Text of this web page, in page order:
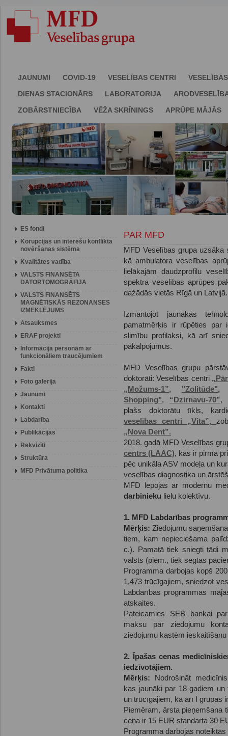
JAUNUMI COVID-19 VESELĪBAS CENTRI
DIENAS STACIONĀRS
LABORATORIJA
ZOBĀRSTNIECĪBA
VĒŽA SKRĪNINGS APRŪPE MĀJĀS
ES fondi
Korupcijas un interešu konflikta
novēršanas sistēma
Kvalitātes vadība
VALSTS FINANSĒTA
DATORTOMOGRĀFIJA
VALSTS FINANSĒTS
MAGNĒTISKĀS REZONANSES
IZMEKLĒJUMS
Atsauksmes
ERAF projekti
Informācija personām ar
funkcionāliem traucējumiem
Fakti
Foto galerija
Jaunumi
Kontakti
Labdarība
Publikācijas
Rekvizīti
Struktūra
MFD Privātuma politika
PAR MFD
MFD Veselības grupa
kā ambulatora veselības
lielākajām daudzprofilu
spektra veselības aprūpes
dažādās vietās Rīgā un Latvijā.
Izmantojot jaunākās
pamatmērķis ir rūpēties par
slimību profilaksi, kā arī
pakalpojumus.
MFD Veselības grupu
doktorāti: Veselības centri
„Možums-1”,
"Zolitūde"
Shopping",
“Dzirnavu-70”,
plašs doktorātu tīkls,
veselības centri „Vita”,
„Nova Dent”.
2018. gadā MFD Veselības
centrs (LAAC), kas ir pirmā
pēc unikāla ASV modeļa un
veselības diagnostika un
MFD lepojas ar modernu
darbinieku lielu kolektīvu.
1. MFD Labdarības
Mērķis: Ziedojumu
tiem, kam nepieciešama
c.). Pamatā tiek sniegti tādi
valsts (piem., tiek segtas
Programma darbojas kopš
1,473 trūcīgajiem, sniedzot
Labdarības programmas
atskaites.
Pateicamies SEB bankai
maksu par ziedojumu
ziedojumu kastēm
2. Īpašas cenas
iedzīvotājiem.
Mērķis: Nodrošināt
kas jaunāki par 18 gadiem
un trūcīgajiem, kā arī I grupas
Piemēram, ārsta pieņemšana
cena ir 15 EUR standarta 30
Programma darbojas